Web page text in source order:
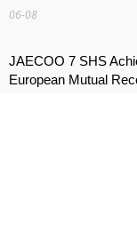
06-08
JAECOO 7 SHS
European Mutual